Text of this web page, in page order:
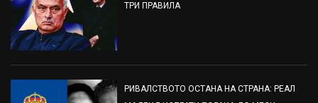
ТРИ ПРАВИЛА
РИВАЛСТВОТО ОСТАНА НА СТРАНА: РЕАЛ